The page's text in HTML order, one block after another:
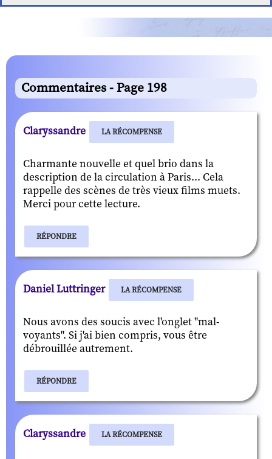
Commentaires - Page 198
Claryssandre LA RÉCOMPENSE
Charmante nouvelle et quel brio dans la
description de la circulation à Paris... Cela
rappelle des scènes de très vieux films muets.
Merci pour cette lecture.
RÉPONDRE
Daniel Luttringer LA RÉCOMPENSE
Nous avons des soucis avec l'onglet "mal-
voyants". Si j'ai bien compris, vous être
débrouillée autrement.
RÉPONDRE
Claryssandre LA RÉCOMPENSE